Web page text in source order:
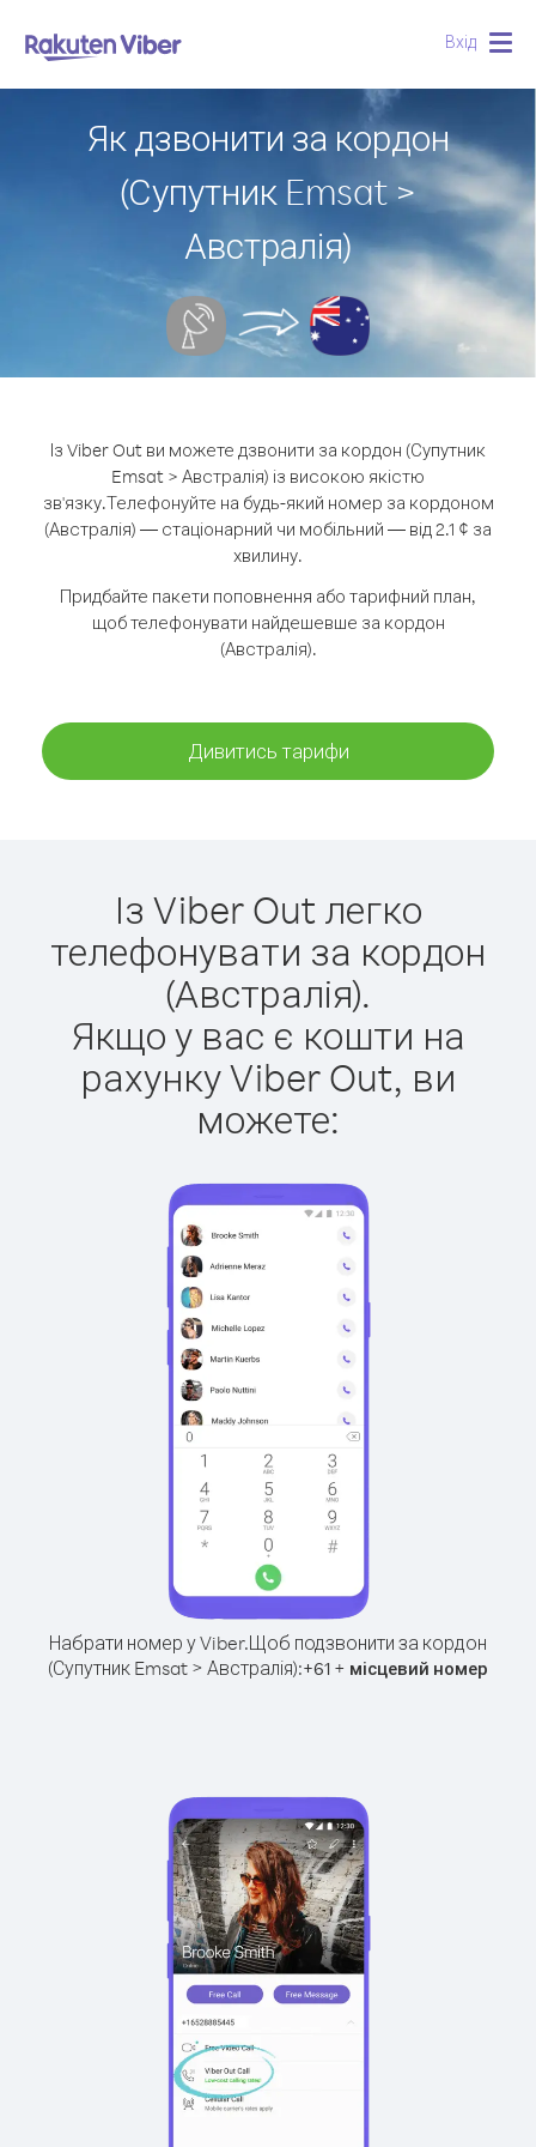
Вхід
Як дзвонити за кордон
(Супутник Emsat >
Австралія)
Із Viber Out ви можете дзвонити за кордон (Супутник
Emsat > Австралія) із високою якістю
зв'язку.Телефонуйте на будь-який номер за кордоном
(Австралія) — стаціонарний чи мобільний — від 2.1 ¢ за
хвилину.
Придбайте пакети поповнення або тарифний план,
щоб телефонувати найдешевше за кордон
(Австралія).
Дивитись тарифи
Із Viber Out легко
телефонувати за кордон
(Австралія).
Якщо у вас є кошти на
рахунку Viber Out, ви
можете:
Набрати номер у Viber.Щоб подзвонити за кордон
(Супутник Emsat > Австралія):+61 + місцевий номер